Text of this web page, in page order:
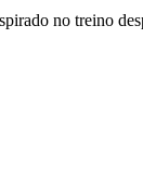
no treino